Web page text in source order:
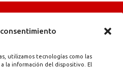
utilizamos tecnologías como las
la información del dispositivo. El
| info@gc-arquitectos.com | T.